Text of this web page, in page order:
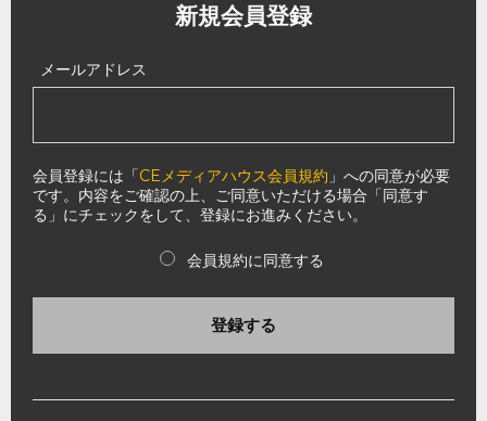
新規会員登録
メールアドレス
会員登録には「CEメディアハウス会員規約 」への同意が必要
です。内容をご確認の上、ご同意いただける場合「同意す
る」にチェックをして、登録にお進みください。
会員規約に同意する
登録する